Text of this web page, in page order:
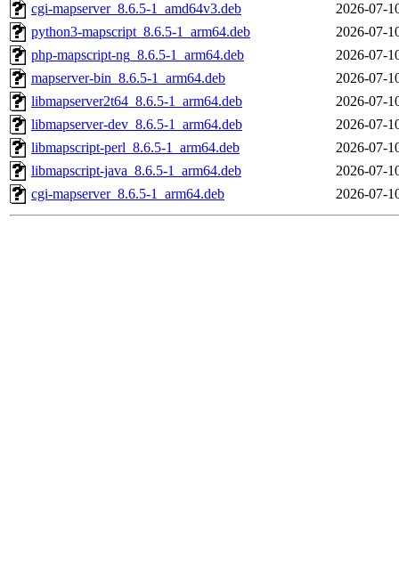
cgi-mapserver_8.6.5-1_amd64v3.deb
2026-07-
python3-mapscript_8.6.5-1_arm64.deb
2026-07-
php-mapscript-ng_8.6.5-1_arm64.deb
2026-07-
mapserver-bin_8.6.5-1_arm64.deb
2026-07-
libmapserver2t64_8.6.5-1_arm64.deb
2026-07-
libmapserver-dev_8.6.5-1_arm64.deb
2026-07-
libmapscript-perl_8.6.5-1_arm64.deb
2026-07-
libmapscript-java_8.6.5-1_arm64.deb
2026-07-
cgi-mapserver_8.6.5-1_arm64.deb
2026-07-